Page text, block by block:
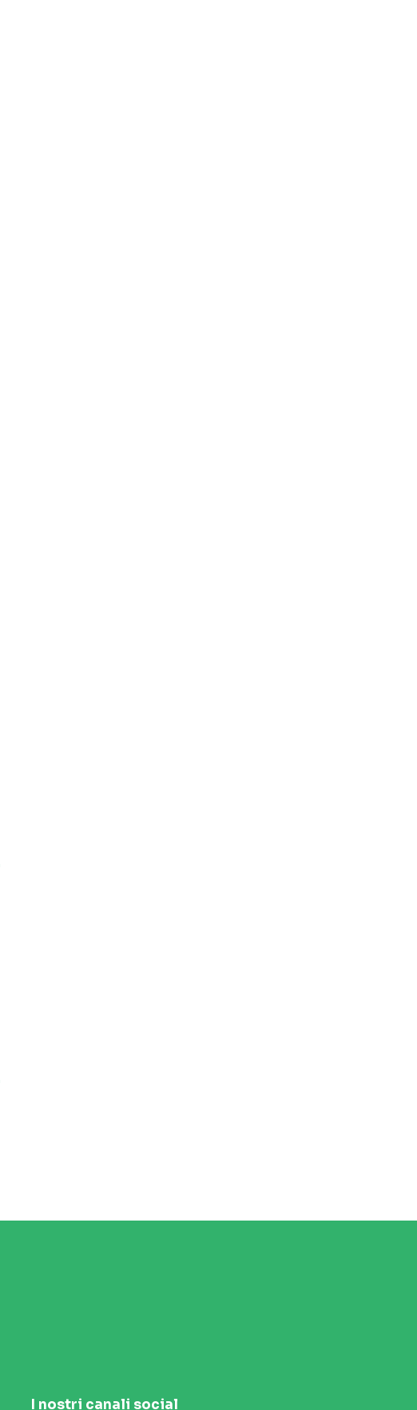
I nostri canali social